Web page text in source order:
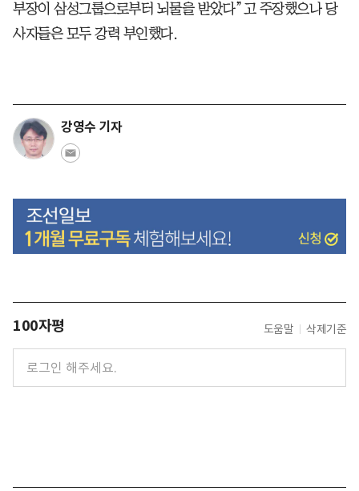
부장이 삼성그룹으로부터 뇌물을 받았다”고 주장했으나 당
사자들은 모두 강력 부인했다.
강영수 기자
100자평 도움말 삭제기준